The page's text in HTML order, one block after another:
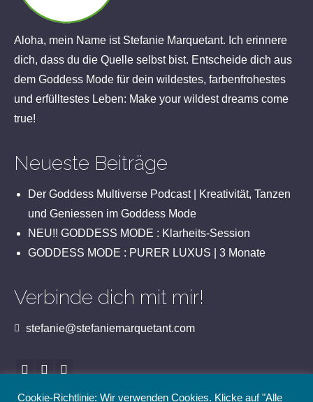
Aloha, mein Name ist Stefanie Marquetant. Ich erinnere
dich, dass du die Quelle selbst bist. Entscheide dich aus
dem Goddess Mode für dein wildestes, farbenfrohestes
und erfülltestes Leben: Make your wildest dreams come
true!
Neueste Beiträge
Der Goddess Multiverse Podcast | Kreativität, Tanzen
und Geniessen im Goddess Mode
NEU!! GODDESS MODE : Klarheits-Session
GODDESS MODE : PURER LUXUS | 3 Monate
Verbinde dich mit mir!
stefanie@stefaniemarquetant.com
Cookie-Richtlinie: Wir verwenden Cookies. Klicke auf "Alle